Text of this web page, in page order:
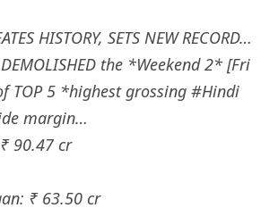
HISTORY, SETS NEW RECORD…
the *Weekend 2* [Fri
TOP 5 *highest grossing #Hindi
margin…
90.47 cr
: ₹ 63.50 cr